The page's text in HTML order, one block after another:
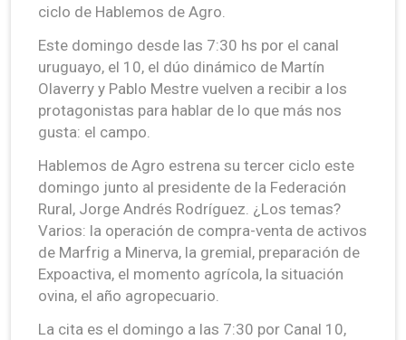
ciclo de Hablemos de Agro.
Este domingo desde las 7:30 hs por el canal
uruguayo, el 10, el dúo dinámico de Martín
Olaverry y Pablo Mestre vuelven a recibir a los
protagonistas para hablar de lo que más nos
gusta: el campo.
Hablemos de Agro estrena su tercer ciclo este
domingo junto al presidente de la Federación
Rural, Jorge Andrés Rodríguez. ¿Los temas?
Varios: la operación de compra-venta de activos
de Marfrig a Minerva, la gremial, preparación de
Expoactiva, el momento agrícola, la situación
ovina, el año agropecuario.
La cita es el domingo a las 7:30 por Canal 10,